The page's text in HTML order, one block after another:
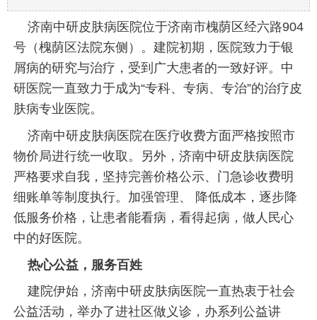
济南中研皮肤病医院位于济南市槐荫区经六路904
号（槐荫区法院东侧）。建院初期，医院致力于银
屑病的研究与治疗，受到广大患者的一致好评。中
研医院一直致力于成为“专科、专病、专治”的治疗皮
肤病专业医院。
济南中研皮肤病医院在医疗收费方面严格按照市
物价局进行统一收取。另外，济南中研皮肤病医院
严格要求自我，坚持完善价格公示、门急诊收费明
细账单等制度执行。加强管理、 降低成本，逐步降
低服务价格，让患者能看病，看得起病，做人民心
中的好医院。
热心公益，服务百姓
建院伊始，济南中研皮肤病医院一直热衷于社会
公益活动，举办了进社区做义诊，办系列公益讲